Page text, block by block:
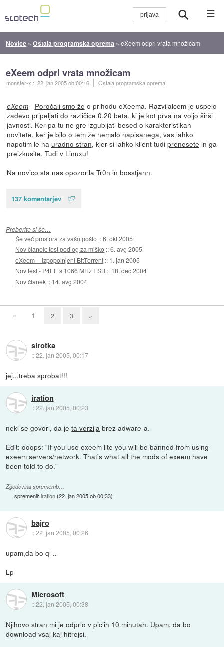
☰
Novice »Ostala programska oprema »eXeem odprl vrata množicam
eXeem odprl vrata množicam
monster-x ::22. jan 2005ob 00:16 Ostala programska oprema
eXeem- Poročali smo že o prihodu eXeema. Razvijalcem je uspelo
zadevo pripeljati do različice 0.20 beta, ki je kot prva na voljo širši
javnosti. Ker pa tu ne gre izgubljati besed o karakteristikah
novitete, ker je bilo o tem že nemalo napisanega, vas lahko
napotim le na uradno stran, kjer si lahko klient tudi prenesete in ga
preizkusite. Tudi v Linuxu!
Na novico sta nas opozorila Tr0n in bosstjann.
137 komentarjev
Preberite si še…
Še več prostora za vašo pošto ::6. okt 2005
Nov članek: test podlog za miško ::6. avg 2005
eXeem -- izpopolnjeni BitTorrent :: 1. jan 2005
Nov test - P4EE s 1066 MHz FSB :: 18. dec 2004
Nov članek :: 14. avg 2004
« 1 2 3 »
sirotka
::22. jan 2005, 00:17
jej...treba sprobat!!!
iration
::22. jan 2005, 00:23
neki se govori, da jeta verzija brez adware-a.
Edit: ooops: "If you use exeem lite you will be banned from using
exeem servers/network. That's what all the mods of exeem have
been told to do."
Zgodovina sprememb…
spremenil:iration(22. jan 2005 ob 00:33)
bajro
::22. jan 2005, 00:26
upam,da bo ql ..
Lp
Microsoft
::22. jan 2005, 00:38
Njihovo stran mi je odprlo v piclih 10 minutah. Upam, da bo
download vsaj kaj hitrejsi.